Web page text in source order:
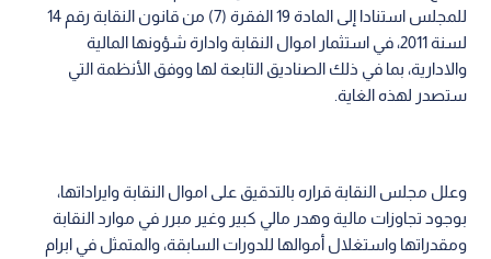
للمجلس استنادا إلى المادة 19 الفقرة (7) من قانون النقابة رقم 14
لسنة 2011، في استثمار اموال النقابة وادارة شؤونها المالية
والادارية، بما في ذلك الصناديق التابعة لها ووفق الأنظمة التي
ستصدر لهذه الغاية.
وعلل مجلس النقابة قراره بالتدقيق على اموال النقابة وايراداتها،
بوجود تجاوزات مالية وهدر مالي كبير وغير مبرر في موارد النقابة
ومقدراتها واستغلال أموالها للدورات السابقة، والمتمثل في ابرام